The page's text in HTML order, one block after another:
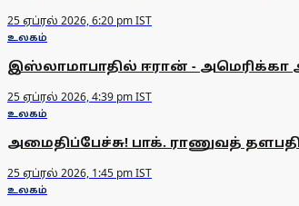
25 ஏப்ரல் 2026, 6:20 pm IST
உலகம்
இஸ்லாமாபாதில் ஈரான் - அமெரிக்கா
25 ஏப்ரல் 2026, 4:39 pm IST
உலகம்
அமைதிப்பேச்சு! பாக். ராணுவத்
25 ஏப்ரல் 2026, 1:45 pm IST
உலகம்